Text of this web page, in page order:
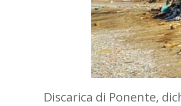
Discarica di Ponente,